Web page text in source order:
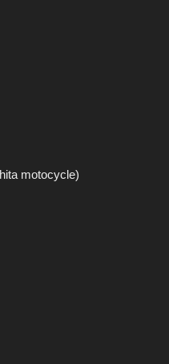
motocycle)